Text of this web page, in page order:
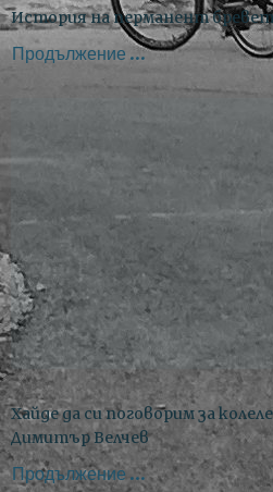
История на перманент
Продължение ...
Хайде да си поговорим за
Димитър Велчев
Продължение ...